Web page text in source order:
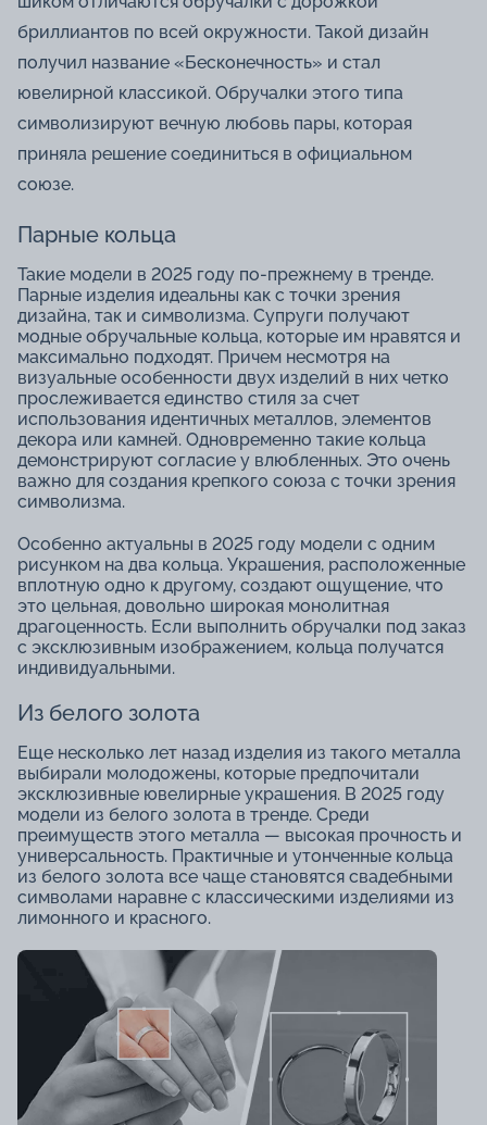
бриллиантов по всей окружности. Такой дизайн
получил название «Бесконечность» и стал
ювелирной классикой. Обручалки этого типа
символизируют вечную любовь пары, которая
приняла решение соединиться в официальном
союзе.
Парные кольца
Такие модели в 2025 году по-прежнему в тренде.
Парные изделия идеальны как с точки зрения
дизайна, так и символизма. Супруги получают
модные обручальные кольца, которые им нравятся и
максимально подходят. Причем несмотря на
визуальные особенности двух изделий в них четко
прослеживается единство стиля за счет
использования идентичных металлов, элементов
декора или камней. Одновременно такие кольца
демонстрируют согласие у влюбленных. Это очень
важно для создания крепкого союза с точки зрения
символизма.
Особенно актуальны в 2025 году модели с одним
рисунком на два кольца. Украшения, расположенные
вплотную одно к другому, создают ощущение, что
это цельная, довольно широкая монолитная
драгоценность. Если выполнить обручалки под заказ
с эксклюзивным изображением, кольца получатся
индивидуальными.
Из белого золота
Еще несколько лет назад изделия из такого металла
выбирали молодожены, которые предпочитали
эксклюзивные ювелирные украшения. В 2025 году
модели из белого золота в тренде. Среди
преимуществ этого металла — высокая прочность и
универсальность. Практичные и утонченные кольца
из белого золота все чаще становятся свадебными
символами наравне с классическими изделиями из
лимонного и красного.